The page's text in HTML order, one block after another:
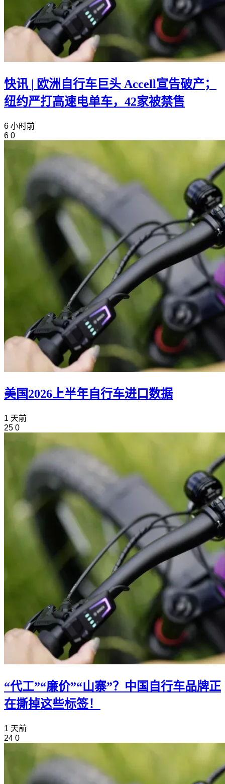
快讯 | 欧洲自行车巨头 Accell宣告破产；
纽约严打高速电单车，42家被禁售
6 小时前
6 0
美国2026上半年自行车进口数据
1 天前
25 0
“代工”“廉价”“山寨”？中国自行车品牌正
在撕掉这些标签！
1 天前
24 0